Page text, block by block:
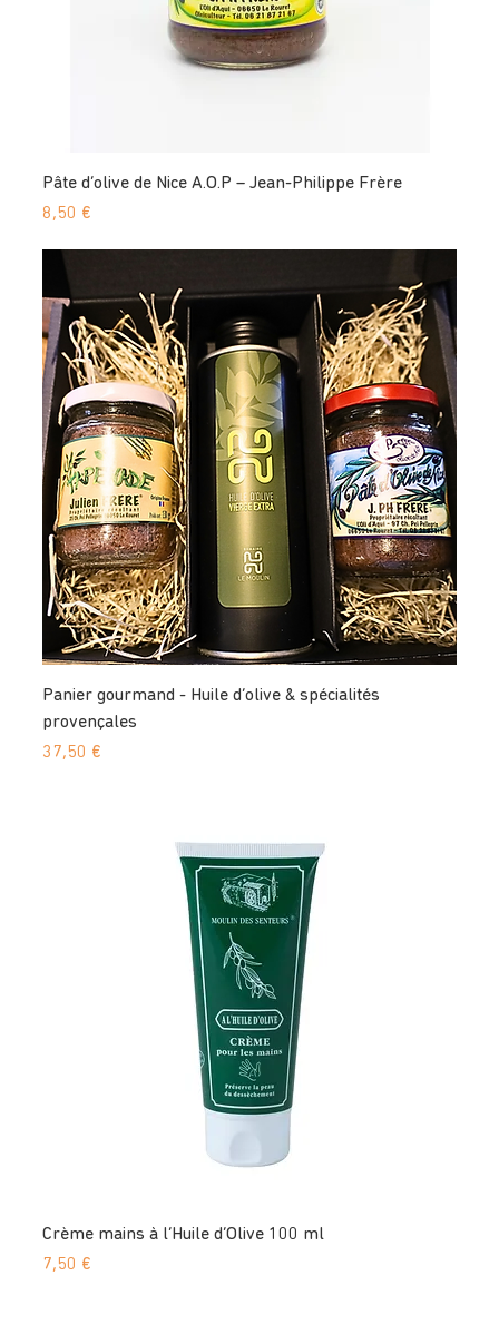
Pâte d’olive de Nice A.O.P – Jean-Philippe Frère
Prix
8,50 €
Panier gourmand - Huile d’olive & spécialités
provençales
Prix
37,50 €
Crème mains à l’Huile d’Olive 100 ml
Prix
7,50 €